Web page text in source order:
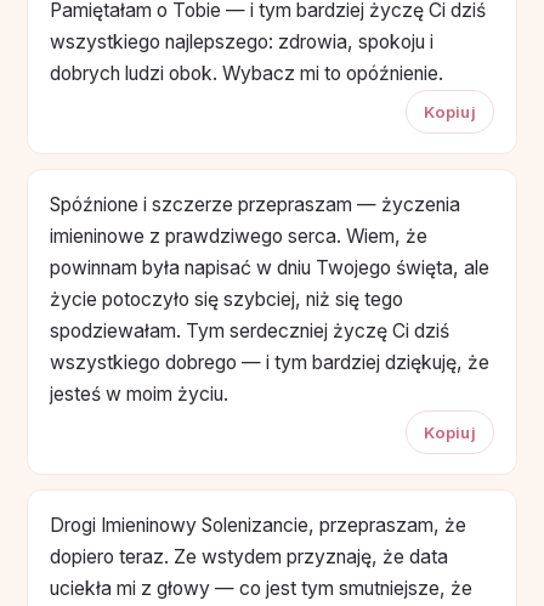
Pamiętałam o Tobie — i tym bardziej życzę Ci dziś
wszystkiego najlepszego: zdrowia, spokoju i
dobrych ludzi obok. Wybacz mi to opóźnienie.
Kopiuj
Spóźnione i szczerze przepraszam — życzenia
imieninowe z prawdziwego serca. Wiem, że
powinnam była napisać w dniu Twojego święta, ale
życie potoczyło się szybciej, niż się tego
spodziewałam. Tym serdeczniej życzę Ci dziś
wszystkiego dobrego — i tym bardziej dziękuję, że
jesteś w moim życiu.
Kopiuj
Drogi Imieninowy Solenizancie, przepraszam, że
dopiero teraz. Ze wstydem przyznaję, że data
uciekła mi z głowy — co jest tym smutniejsze, że